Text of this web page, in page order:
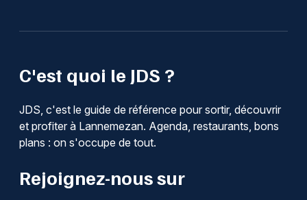
C'est quoi le JDS ?
JDS, c'est le guide de référence pour sortir, découvrir
et profiter à Lannemezan. Agenda, restaurants, bons
plans : on s'occupe de tout.
Rejoignez-nous sur